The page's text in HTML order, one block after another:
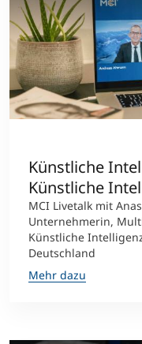
Künstliche
Künstliche
MCI Livetalk mit
Unternehmerin,
Künstliche
Deutschland
Mehr dazu